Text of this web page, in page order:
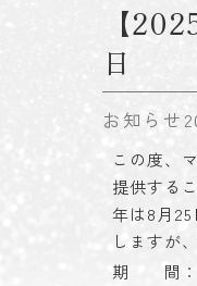
【
日
お知らせ
この度、
提供する
年は8月
しますが
期 間：